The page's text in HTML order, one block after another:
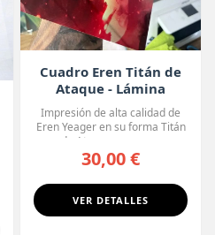
Cuadro Eren Titán de
Ataque - Lámina
Anime Premium
Impresión de alta calidad de
Eren Yeager en su forma Titán
de Ataque, con un ...
30,00 €
VER DETALLES